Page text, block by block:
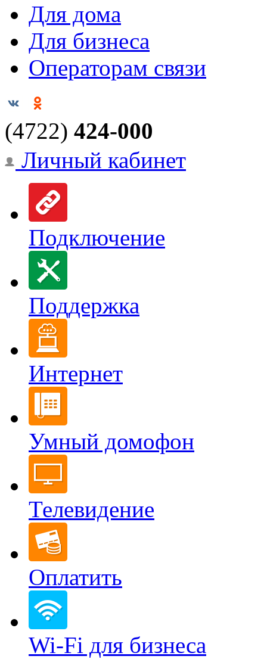
Для дома
Для бизнеса
Операторам связи
(4722) 424-000
Личный кабинет
Подключение
Поддержка
Интернет
Умный домофон
Телевидение
Оплатить
Wi-Fi для бизнеса